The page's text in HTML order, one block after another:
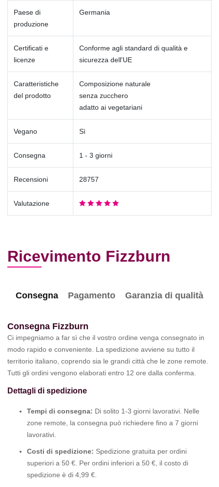
Paese di
produzione
Germania
Certificati e
licenze
Conforme agli standard di qualità e
sicurezza dell'UE
Caratteristiche
del prodotto
Composizione naturale
senza zucchero
adatto ai vegetariani
Vegano Sì
Consegna 1 - 3 giorni
Recensioni 28757
Valutazione
Ricevimento Fizzburn
Consegna Pagamento Garanzia di qualità
Consegna Fizzburn
Ci impegniamo a far sì che il vostro ordine venga consegnato in
modo rapido e conveniente. La spedizione avviene su tutto il
territorio italiano, coprendo sia le grandi città che le zone remote.
Tutti gli ordini vengono elaborati entro 12 ore dalla conferma.
Dettagli di spedizione
Tempi di consegna: Di solito 1-3 giorni lavorativi. Nelle
zone remote, la consegna può richiedere fino a 7 giorni
lavorativi.
Costi di spedizione: Spedizione gratuita per ordini
superiori a 50 €. Per ordini inferiori a 50 €, il costo di
spedizione è di 4,99 €.